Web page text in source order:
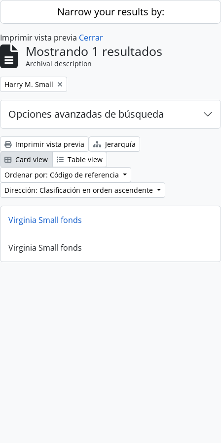
Skip to main contentNarrow your results by:
Imprimir vista previa Cerrar
Mostrando 1 resultados
Archival description
Remove filter:
Harry M. Small
Opciones avanzadas de búsqueda
Imprimir vista previa
Jerarquía
Card view
Table view
Ordenar por: Código de referencia
Dirección: Clasificación en orden ascendente
Virginia Small fonds
Virginia Small fonds